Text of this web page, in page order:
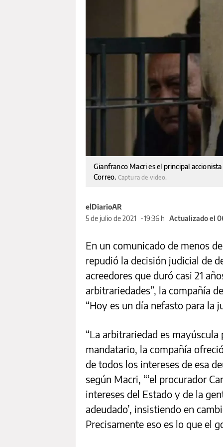
Gianfranco Macri es el principal
Correo. Captura de video.
elDiarioAR
5 de julio de 2021
19:36 h Actualizado el
En un comunicado de menos
repudió la decisión judicial de
acreedores que duró casi 21
arbitrariedades”, la compañía
“Hoy es un día nefasto para la
“La arbitrariedad es
mandatario, la compañía
de todos los intereses de esa
según Macri, “‘el procurador
intereses del Estado y de la
adeudado’, insistiendo en
Precisamente eso es lo que el